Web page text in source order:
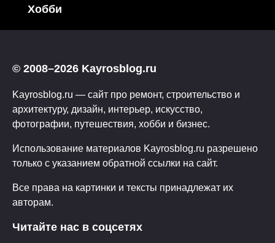
Хобби
© 2008–2026 Kayrosblog.ru
Kayrosblog.ru — сайт про ремонт, строительство и
архитектуру, дизайн, интерьер, искусство,
фотографии, путешествия, хобби и бизнес.
Использование материалов Kayrosblog.ru разрешено
только с указанием обратной ссылки на сайт.
Все права на картинки и тексты принадлежат их
авторам.
Читайте нас в соцсетях